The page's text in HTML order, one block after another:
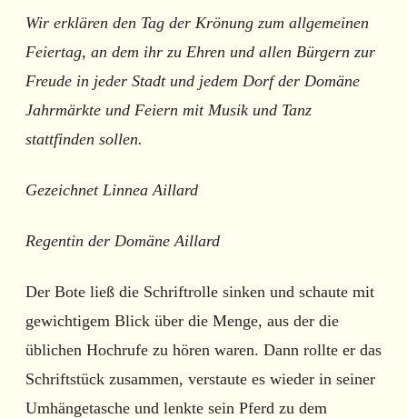
Wir erklären den Tag der Krönung zum allgemeinen
Feiertag, an dem ihr zu Ehren und allen Bürgern zur
Freude in jeder Stadt und jedem Dorf der Domäne
Jahrmärkte und Feiern mit Musik und Tanz
stattfinden sollen.
Gezeichnet Linnea Aillard
Regentin der Domäne Aillard
Der Bote ließ die Schriftrolle sinken und schaute mit
gewichtigem Blick über die Menge, aus der die
üblichen Hochrufe zu hören waren. Dann rollte er das
Schriftstück zusammen, verstaute es wieder in seiner
Umhängetasche und lenkte sein Pferd zu dem